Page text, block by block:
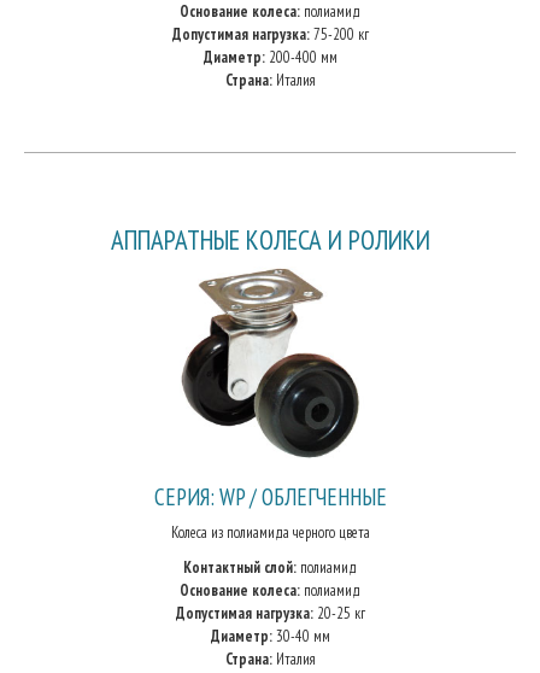
Основание колеса: полиамид
Допустимая нагрузка:75-200 кг
Диаметр:200-400 мм
Страна:Италия
АППАРАТНЫЕ КОЛЕСА И РОЛИКИ
СЕРИЯ: WP / ОБЛЕГЧЕННЫЕ
Колеса из полиамида черного цвета
Контактный слой: полиамид
Основание колеса: полиамид
Допустимая нагрузка:20-25 кг
Диаметр:30-40 мм
Страна:Италия